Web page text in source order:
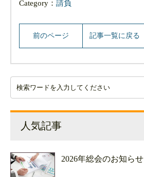
Category：請負
前のページ 記事一覧に戻る
人気記事
2026年総会のお知らせ